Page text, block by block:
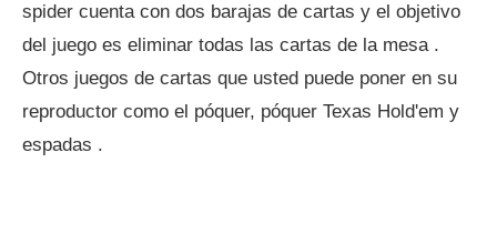
spider cuenta con dos barajas de cartas y el objetivo
del juego es eliminar todas las cartas de la mesa .
Otros juegos de cartas que usted puede poner en su
reproductor como el póquer, póquer Texas Hold'em y
espadas .